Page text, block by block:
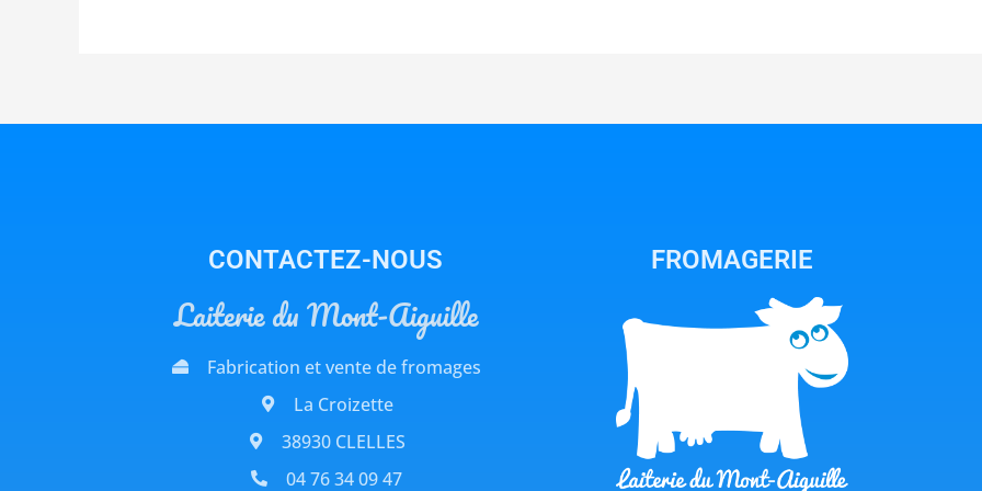
CONTACTEZ-NOUS
Laiterie du Mont-Aiguille
Fabrication et vente de fromages
La Croizette
38930 CLELLES
04 76 34 09 47
FROMAGERIE